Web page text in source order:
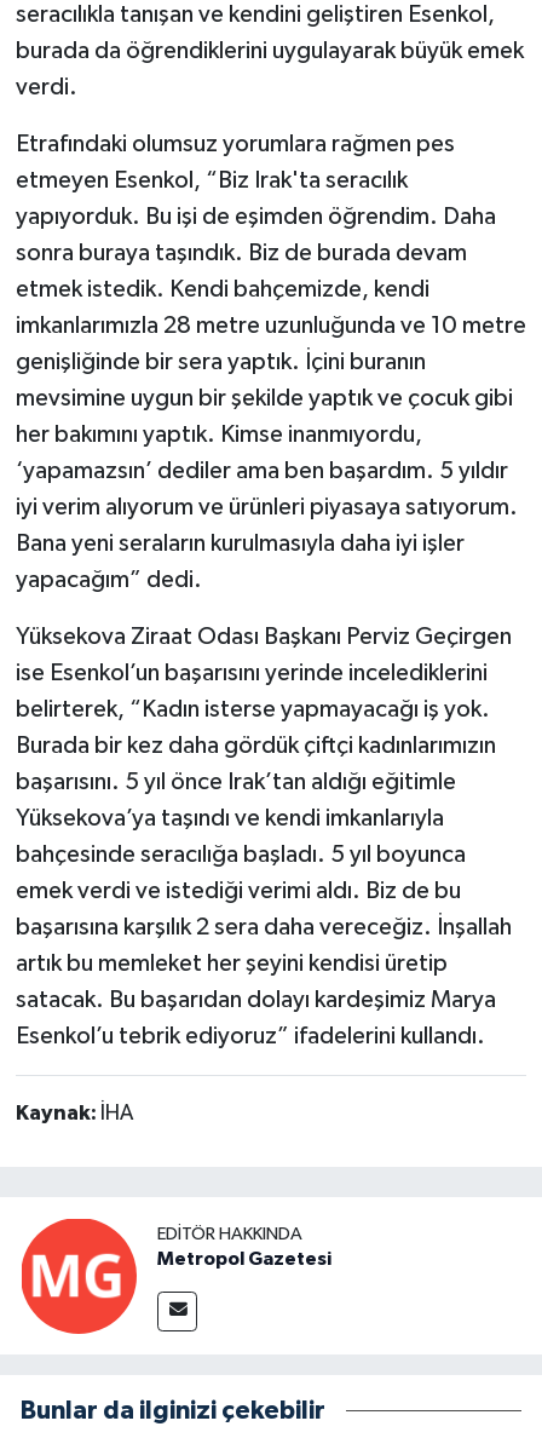
seracılıkla tanışan ve kendini geliştiren Esenkol,
burada da öğrendiklerini uygulayarak büyük emek
verdi.
Etrafındaki olumsuz yorumlara rağmen pes
etmeyen Esenkol, “Biz Irak'ta seracılık
yapıyorduk. Bu işi de eşimden öğrendim. Daha
sonra buraya taşındık. Biz de burada devam
etmek istedik. Kendi bahçemizde, kendi
imkanlarımızla 28 metre uzunluğunda ve 10 metre
genişliğinde bir sera yaptık. İçini buranın
mevsimine uygun bir şekilde yaptık ve çocuk gibi
her bakımını yaptık. Kimse inanmıyordu,
‘yapamazsın’ dediler ama ben başardım. 5 yıldır
iyi verim alıyorum ve ürünleri piyasaya satıyorum.
Bana yeni seraların kurulmasıyla daha iyi işler
yapacağım” dedi.
Yüksekova Ziraat Odası Başkanı Perviz Geçirgen
ise Esenkol’un başarısını yerinde incelediklerini
belirterek, “Kadın isterse yapmayacağı iş yok.
Burada bir kez daha gördük çiftçi kadınlarımızın
başarısını. 5 yıl önce Irak’tan aldığı eğitimle
Yüksekova’ya taşındı ve kendi imkanlarıyla
bahçesinde seracılığa başladı. 5 yıl boyunca
emek verdi ve istediği verimi aldı. Biz de bu
başarısına karşılık 2 sera daha vereceğiz. İnşallah
artık bu memleket her şeyini kendisi üretip
satacak. Bu başarıdan dolayı kardeşimiz Marya
Esenkol’u tebrik ediyoruz” ifadelerini kullandı.
Kaynak: İHA
EDITÖR HAKKINDA
Metropol Gazetesi
Bunlar da ilginizi çekebilir